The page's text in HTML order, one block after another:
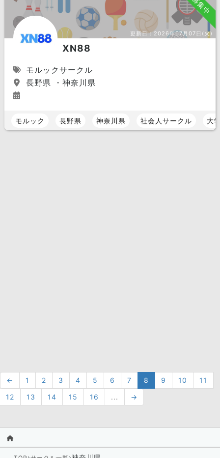
募集中
更新日： 2026年07月07日(火)
XN88
モルックサークル
長野県 ・神奈川県
モルック 長野県 神奈川県 社会人サークル 大
← 1 2 3 4 5 6 7 8 9 10
11
12
13 14 15 16 ... →